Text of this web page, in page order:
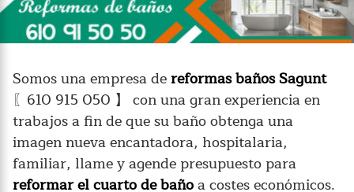
Somos una empresa dereformas baños Sagunt
〖610 915 050 】 con una gran experiencia en
trabajos a fin de que su baño obtenga una
imagen nueva encantadora, hospitalaria,
familiar, llame y agende presupuesto para
reformar el cuarto de bañoa costes económicos.